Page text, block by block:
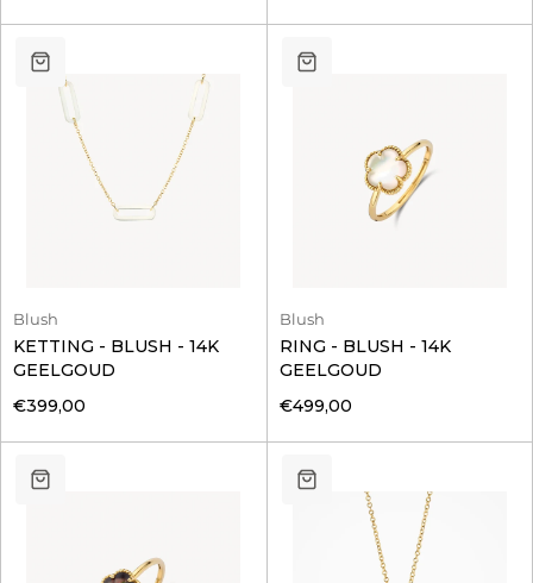
Blush
KETTING - BLUSH - 14K
GEELGOUD
€399,00
Blush
RING - BLUSH - 14K
GEELGOUD
€499,00